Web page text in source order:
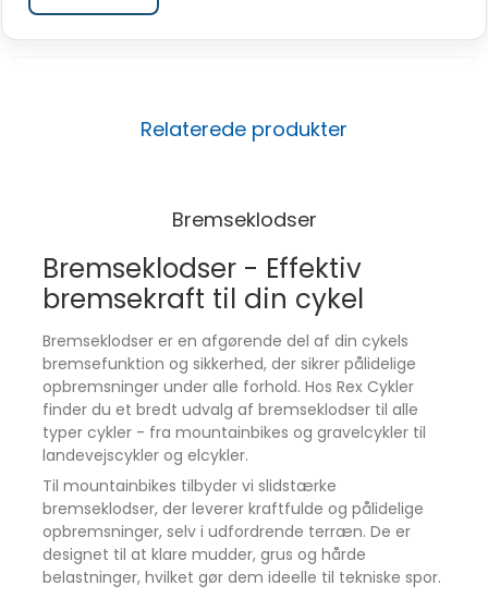
Jagwire Sport semi-metallic skivebremseklodser er
Relaterede produkter
Bremseklodser
Bremseklodser - Effektiv
bremsekraft til din cykel
Bremseklodser er en afgørende del af din cykels
bremsefunktion og sikkerhed, der sikrer pålidelige
opbremsninger under alle forhold. Hos Rex Cykler
finder du et bredt udvalg af bremseklodser til alle
typer cykler - fra mountainbikes og gravelcykler til
landevejscykler og elcykler.
Til mountainbikes tilbyder vi slidstærke
bremseklodser, der leverer kraftfulde og pålidelige
opbremsninger, selv i udfordrende terræn. De er
designet til at klare mudder, grus og hårde
belastninger, hvilket gør dem ideelle til tekniske spor.